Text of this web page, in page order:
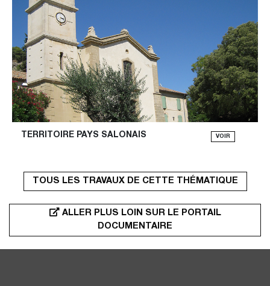
TERRITOIRE PAYS SALONAIS VOIR
TOUS LES TRAVAUX DE CETTE THÉMATIQUE
ALLER PLUS LOIN SUR LE PORTAIL
DOCUMENTAIRE